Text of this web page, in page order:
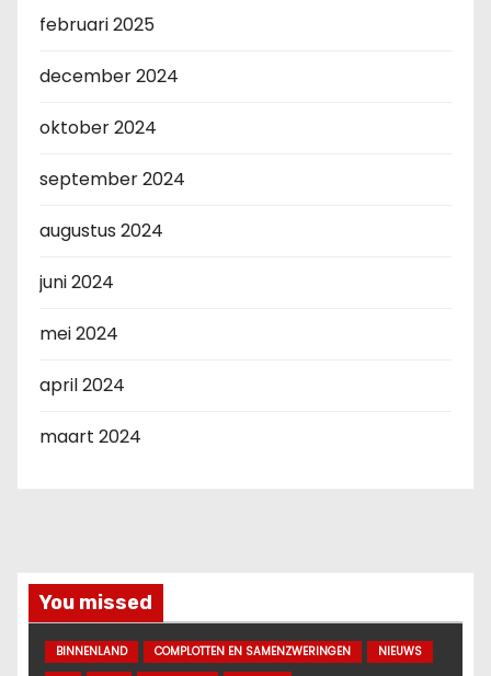
februari 2025
december 2024
oktober 2024
september 2024
augustus 2024
juni 2024
mei 2024
april 2024
maart 2024
You missed
BINNENLAND COMPLOTTEN EN SAMENZWERINGEN
NIEUWS